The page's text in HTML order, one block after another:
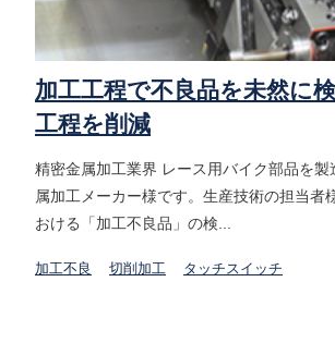
加工工程で不良品を未然に
工程を削減
精密金属加工業界 レース用バイク部品を製
属加工メーカー様です。生産技術の担当者
おける「加工不良品」の検...
加工不良 切削加工 タッチスイッチ